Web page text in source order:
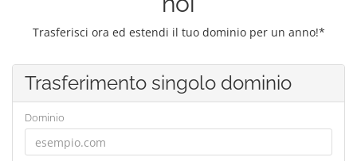
Trasferisci ora ed estendi il tuo dominio per un anno!*
Trasferimento singolo dominio
Dominio